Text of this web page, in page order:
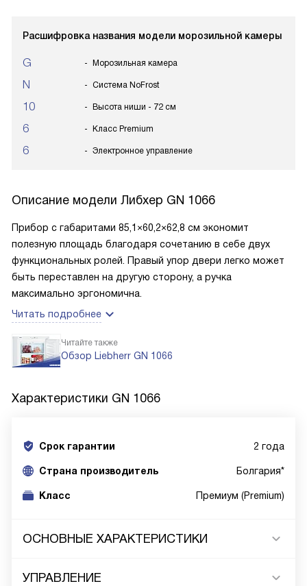
Расшифровка названия модели морозильной камеры
G Морозильная камера
N Система NoFrost
10 Высота ниши - 72 см
6 Класс Premium
6 Электронное управление
Описание модели Либхер GN 1066
Прибор с габаритами 85,1×60,2×62,8 см экономит
полезную площадь благодаря сочетанию в себе двух
функциональных ролей. Правый упор двери легко может
быть переставлен на другую сторону, а ручка
максимально эргономична.
Читать подробнее
Читайте также
Обзор Liebherr GN 1066
Характеристики GN 1066
Срок гарантии 2 года
Cтрана производитель Болгария*
Класс Премиум (Premium)
ОСНОВНЫЕ ХАРАКТЕРИСТИКИ
УПРАВЛЕНИЕ